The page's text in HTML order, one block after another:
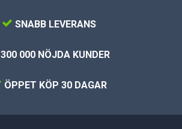
SNABB LEVERANS
300 000 NÖJDA KUNDER
ÖPPET KÖP 30 DAGAR